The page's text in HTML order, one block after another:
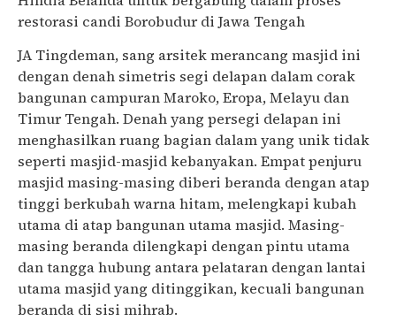
restorasi candi Borobudur di Jawa Tengah
JA Tingdeman, sang arsitek merancang masjid ini
dengan denah simetris segi delapan dalam corak
bangunan campuran Maroko, Eropa, Melayu dan
Timur Tengah. Denah yang persegi delapan ini
menghasilkan ruang bagian dalam yang unik tidak
seperti masjid-masjid kebanyakan. Empat penjuru
masjid masing-masing diberi beranda dengan atap
tinggi berkubah warna hitam, melengkapi kubah
utama di atap bangunan utama masjid. Masing-
masing beranda dilengkapi dengan pintu utama
dan tangga hubung antara pelataran dengan lantai
utama masjid yang ditinggikan, kecuali bangunan
beranda di sisi mihrab.